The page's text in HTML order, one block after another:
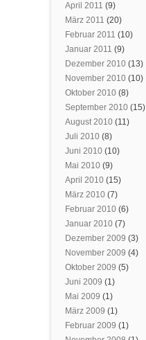
April 2011 (9)
März 2011 (20)
Februar 2011 (10)
Januar 2011 (9)
Dezember 2010 (13)
November 2010 (10)
Oktober 2010 (8)
September 2010 (15)
August 2010 (11)
Juli 2010 (8)
Juni 2010 (10)
Mai 2010 (9)
April 2010 (15)
März 2010 (7)
Februar 2010 (6)
Januar 2010 (7)
Dezember 2009 (3)
November 2009 (4)
Oktober 2009 (5)
Juni 2009 (1)
Mai 2009 (1)
März 2009 (1)
Februar 2009 (1)